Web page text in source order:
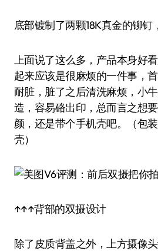
底部镀制了两颗18K真金的铆钉
上面说了这么多，产品本身好
起来应该是很麻烦的一件事，
耐脏，脏了之后清洗麻烦，小
造，容易硌出印，总而言之想
颜，还是带个手机壳吧。（包
壳）
↑↑↑背部的双摄设计
除了皮质背盖之外，上方摄像